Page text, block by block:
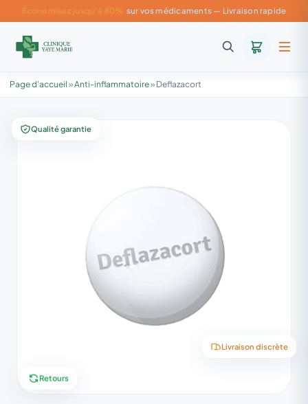
Économisez jusqu'à 80% sur vos médicaments — Livraison rapide
Page d'accueil »Anti-inflammatoire» Deflazacort
Qualité garantie
Livraison discrète
Retours